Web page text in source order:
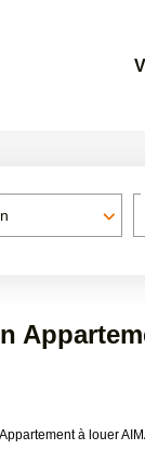
à louer